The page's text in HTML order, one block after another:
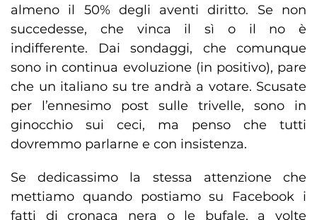
almeno il 50% degli aventi diritto. Se non
succedesse, che vinca il sì o il no è
indifferente. Dai sondaggi, che comunque
sono in continua evoluzione (in positivo), pare
che un italiano su tre andrà a votare. Scusate
per l’ennesimo post sulle trivelle, sono in
ginocchio sui ceci, ma penso che tutti
dovremmo parlarne e con insistenza.
Se dedicassimo la stessa attenzione che
mettiamo quando postiamo su Facebook i
fatti di cronaca nera o le bufale, a volte